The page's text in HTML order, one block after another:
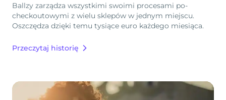
Ballzy zarządza wszystkimi swoimi procesami po-
checkoutowymi z wielu sklepów w jednym miejscu.
Oszczędza dzięki temu tysiące euro każdego miesiąca.
Przeczytaj historię